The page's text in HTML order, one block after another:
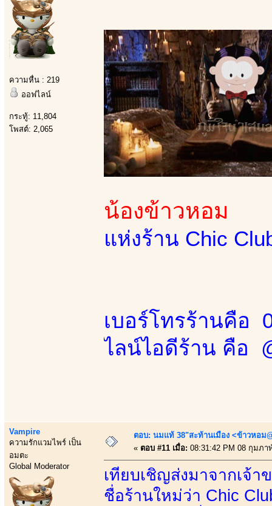
ความหื่น : 219
ออฟไลน์
กระทู้: 11,804
โพสต์: 2,065
น้องข้าวหอม
แห่งร้าน Chic
เบอร์โทรร้านคือ
ไลน์ไอดีร้าน คือ
Vampire
ความรักแวมไพร์ เป็น
อมตะ
Global Moderator
ตอบ: นมแท้ 38"สะท้านเมือง <ข้าวหอม
« ตอบ #11 เมื่อ: 08:31:42 PM 08 กุมภา
เทียบเชิญส่งมาจากเจ้
ชื่อร้านใหม่ว่า Chic